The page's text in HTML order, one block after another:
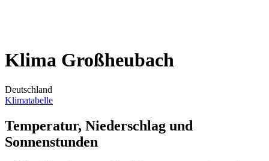
Klima Großheubach
Deutschland
Klimatabelle
Temperatur, Niederschlag und
Sonnenstunden